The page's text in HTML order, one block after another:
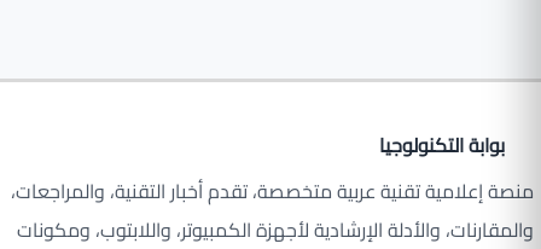
بوابة التكنولوجيا
منصة إعلامية تقنية عربية متخصصة، تقدم أخبار التقنية، والمراجعات،
والمقارنات، والأدلة الإرشادية لأجهزة الكمبيوتر، واللابتوب، ومكونات